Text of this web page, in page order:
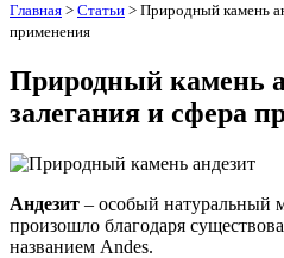
Главная > Статьи > Природный камень
применения
Природный камень
залегания и сфера
Андезит – особый натуральный
произошло благодаря
названием Andes.